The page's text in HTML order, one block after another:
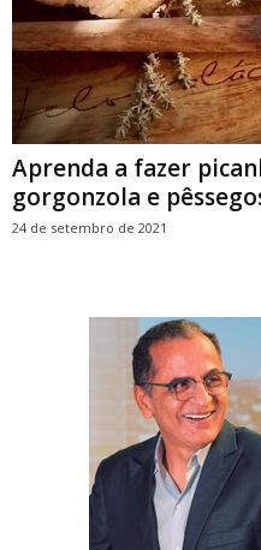
Aprenda a fazer
gorgonzola e
24 de setembro de 2021